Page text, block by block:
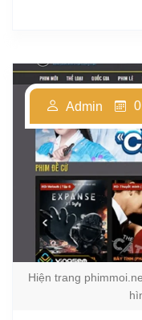
Hiện trang
Admin